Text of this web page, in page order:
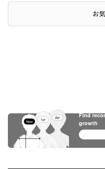
店頭在庫を確認するお
Find
growth